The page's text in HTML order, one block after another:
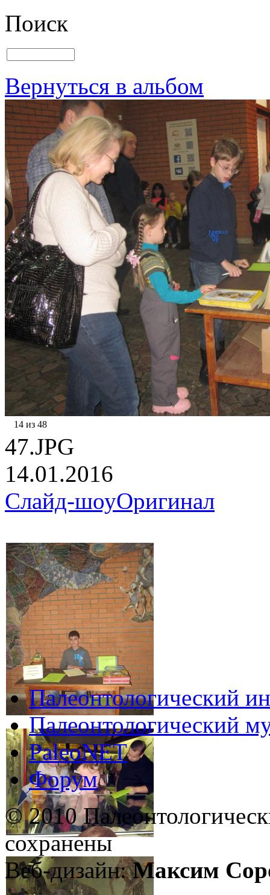
Поиск
Вернуться в альбом
14 из 48
47.JPG
14.01.2016
Слайд-шоуОригинал
Палеонтологический
Палеонтологический
PaleoNET
Форум
© 2010
сохранены
Веб-дизайн:Максим